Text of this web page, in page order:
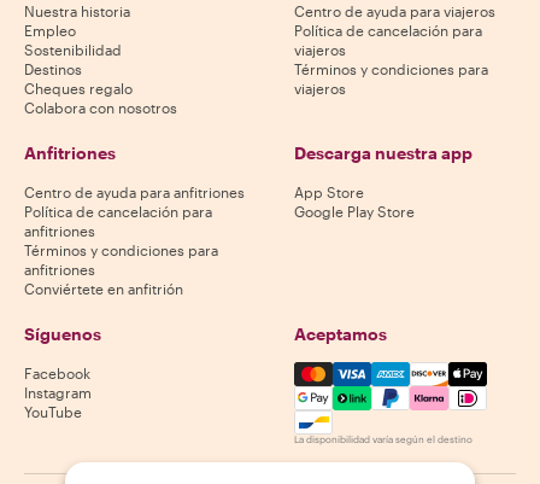
Nuestra historia
Empleo
Sostenibilidad
Destinos
Cheques regalo
Colabora con nosotros
Centro de ayuda para viajeros
Política de cancelación para
viajeros
Términos y condiciones para
viajeros
Anfitriones
Centro de ayuda para anfitriones
Política de cancelación para
anfitriones
Términos y condiciones para
anfitriones
Conviértete en anfitrión
Descarga nuestra app
App Store
Google Play Store
Síguenos
Facebook
Instagram
YouTube
Aceptamos
Mastercard, Visa, Amex,
La disponibilidad varía según el destino